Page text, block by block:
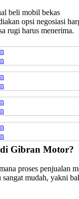
beli mobil bekas
opsi negosiasi
rugi harus menerima.
Gibran Motor?
proses penjualan
mudah, yakni